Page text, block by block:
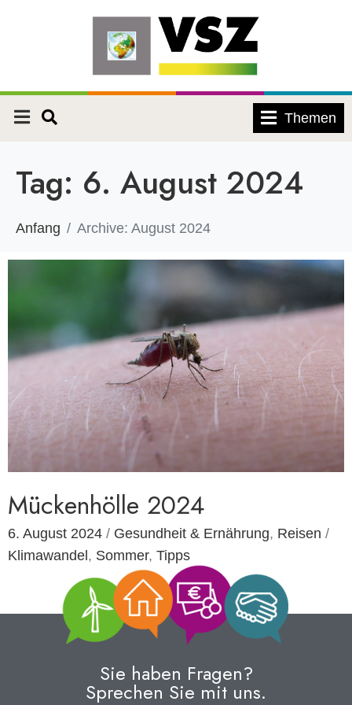
Themen
Tag: 6. August 2024
Anfang Archive: August 2024
Mückenhölle 2024
6. August 2024 / Gesundheit & Ernährung, Reisen /
Klimawandel, Sommer, Tipps
Sie haben Fragen?
Sprechen Sie mit uns.